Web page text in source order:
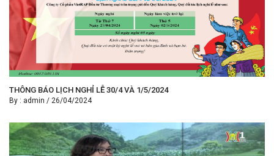
THÔNG BÁO LỊCH NGHỈ LỄ 30/4 VÀ 1/5/2024
By : admin / 26/04/2024